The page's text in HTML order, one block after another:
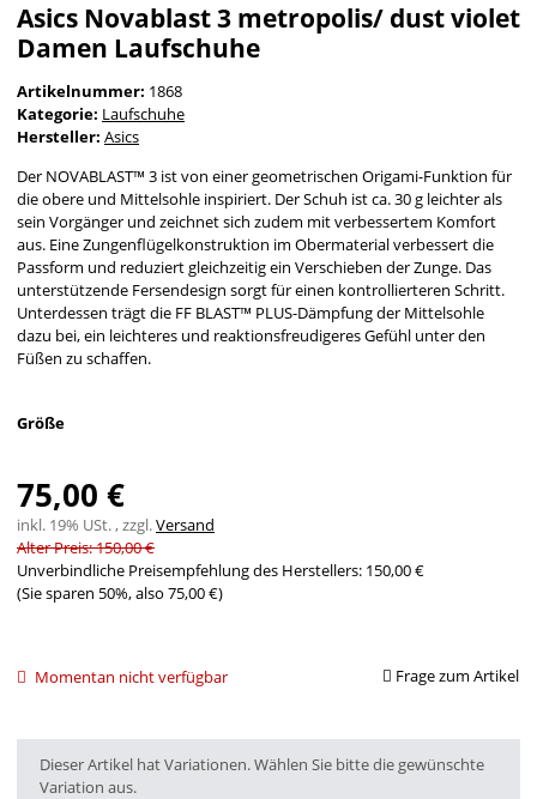
Asics Novablast 3 metropolis/ dust violet
Damen Laufschuhe
Artikelnummer: 1868
Kategorie: Laufschuhe
Hersteller: Asics
Der NOVABLAST™ 3 ist von einer geometrischen Origami-Funktion für
die obere und Mittelsohle inspiriert. Der Schuh ist ca. 30 g leichter als
sein Vorgänger und zeichnet sich zudem mit verbessertem Komfort
aus. Eine Zungenflügelkonstruktion im Obermaterial verbessert die
Passform und reduziert gleichzeitig ein Verschieben der Zunge. Das
unterstützende Fersendesign sorgt für einen kontrollierteren Schritt.
Unterdessen trägt die FF BLAST™ PLUS-Dämpfung der Mittelsohle
dazu bei, ein leichteres und reaktionsfreudigeres Gefühl unter den
Füßen zu schaffen.
Größe
75,00 €
inkl. 19% USt. , zzgl.Versand
Alter Preis: 150,00 €
Unverbindliche Preisempfehlung des Herstellers: 150,00 €
(Sie sparen 50%, also 75,00 €)
Momentan nicht verfügbar Frage zum Artikel
x
Dieser Artikel hat Variationen. Wählen Sie bitte die gewünschte
Variation aus.